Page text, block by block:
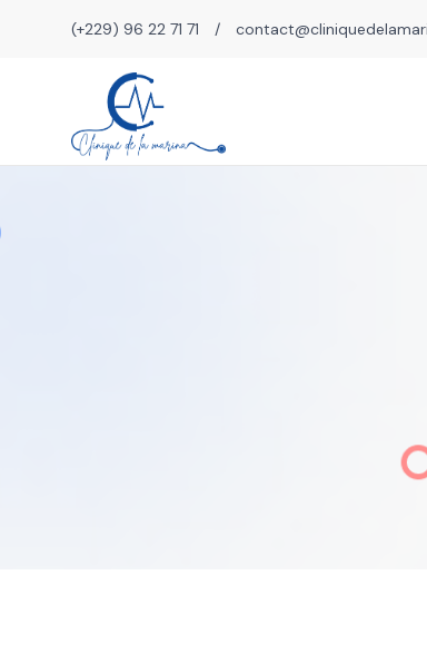
(+229) 96 22 71 71 /